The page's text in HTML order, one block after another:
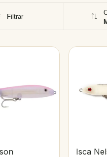
Filtrar
Isca